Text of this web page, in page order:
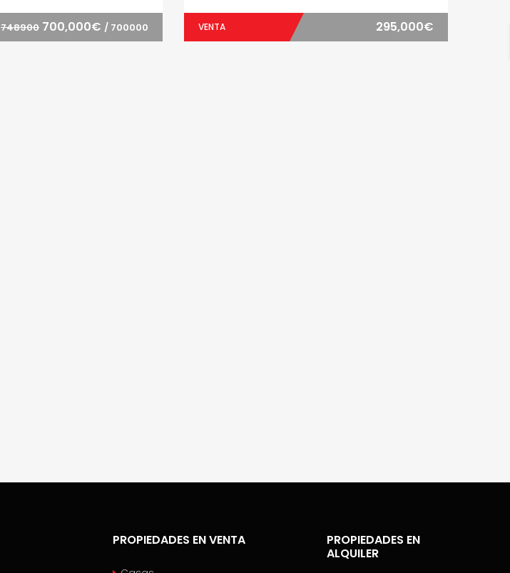
748900 700,000€ / 700000 VENTA 295,000€
PROPIEDADES EN VENTA
PROPIEDADES EN
ALQUILER